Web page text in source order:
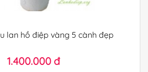
lan hồ điệp vàng 5 cành đẹp
1.400.000 đ